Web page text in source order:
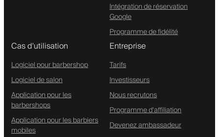
Intégration de réservation
Google
Programme de fidélité
Cas d'utilisation
Logiciel pour barbershop
Logiciel de salon
Application pour les
barbershops
Application pour les barbiers
mobiles
Entreprise
Tarifs
Investisseurs
Nous recrutons
Programme d'affiliation
Devenez ambassadeur